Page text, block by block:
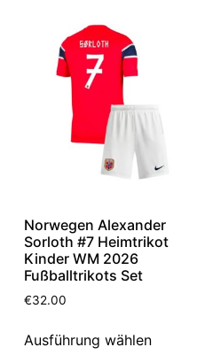
Norwegen Alexander
Sorloth #7 Heimtrikot
Kinder WM 2026
Fußballtrikots Set
€32.00
Ausführung wählen